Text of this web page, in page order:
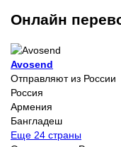
Онлайн
Avosend
Отправляют из России
Россия
Армения
Бангладеш
Еще 24 страны